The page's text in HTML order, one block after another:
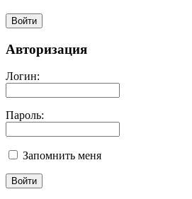
Войти
Авторизация
Логин:
Пароль:
Запомнить меня